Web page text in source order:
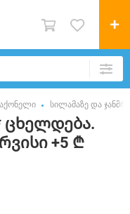
სილამაზე და
ცხელდება.
+5 ₾